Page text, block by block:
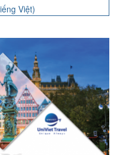
Việt)